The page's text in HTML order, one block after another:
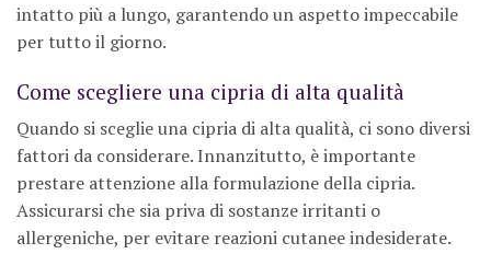
intatto più a lungo, garantendo un aspetto impeccabile
per tutto il giorno.
Come scegliere una cipria di alta qualità
Quando si sceglie una cipria di alta qualità, ci sono diversi
fattori da considerare. Innanzitutto, è importante
prestare attenzione alla formulazione della cipria.
Assicurarsi che sia priva di sostanze irritanti o
allergeniche, per evitare reazioni cutanee indesiderate.